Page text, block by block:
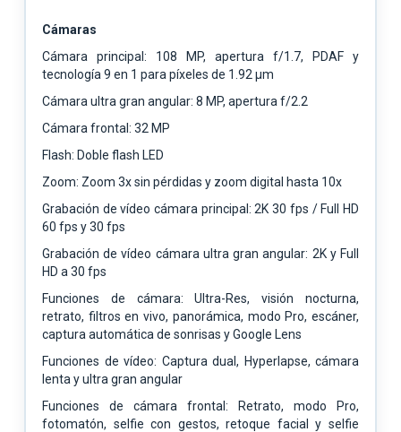
Cámaras
Cámara principal: 108 MP, apertura f/1.7, PDAF y
tecnología 9 en 1 para píxeles de 1.92 μm
Cámara ultra gran angular: 8 MP, apertura f/2.2
Cámara frontal: 32 MP
Flash: Doble flash LED
Zoom: Zoom 3x sin pérdidas y zoom digital hasta 10x
Grabación de vídeo cámara principal: 2K 30 fps / Full HD
60 fps y 30 fps
Grabación de vídeo cámara ultra gran angular: 2K y Full
HD a 30 fps
Funciones de cámara: Ultra-Res, visión nocturna,
retrato, filtros en vivo, panorámica, modo Pro, escáner,
captura automática de sonrisas y Google Lens
Funciones de vídeo: Captura dual, Hyperlapse, cámara
lenta y ultra gran angular
Funciones de cámara frontal: Retrato, modo Pro,
fotomatón, selfie con gestos, retoque facial y selfie